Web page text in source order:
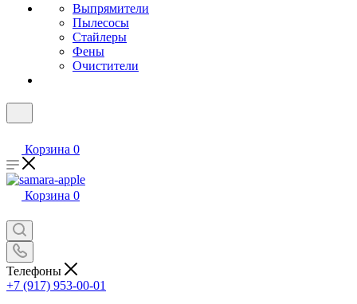
Выпрямители
Пылесосы
Стайлеры
Фены
Очистители
Корзина 0
Корзина 0
Телефоны
+7 (917) 953-00-01